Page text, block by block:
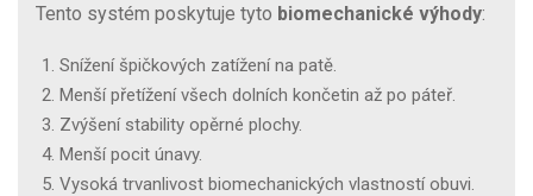
Tento systém poskytuje tyto biomechanické výhody:
Snížení špičkových zatížení na patě.
Menší přetížení všech dolních končetin až po páteř.
Zvýšení stability opěrné plochy.
Menší pocit únavy.
Vysoká trvanlivost biomechanických vlastností obuvi.